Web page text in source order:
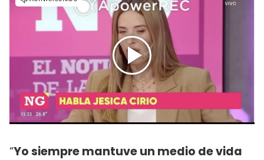
“Yo siempre mantuve un medio de vida